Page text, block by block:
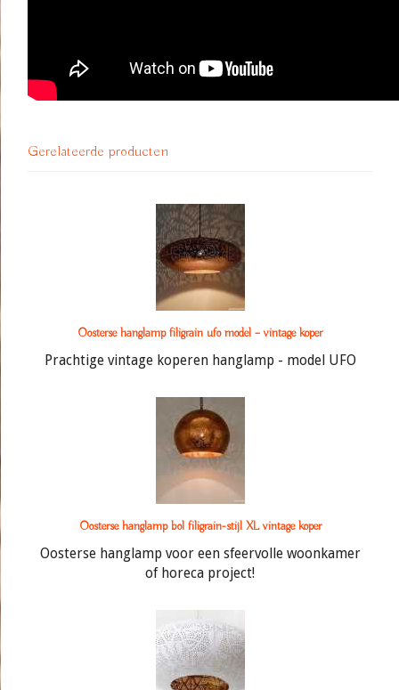
Gerelateerde producten
Oosterse hanglamp filigrain ufo model – vintage koper
Prachtige vintage koperen hanglamp - model UFO
Oosterse hanglamp bol filigrain-stijl XL vintage koper
Oosterse hanglamp voor een sfeervolle woonkamer
of horeca project!